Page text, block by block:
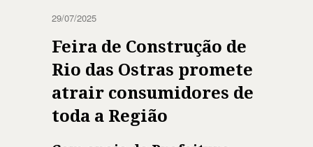
29/07/2025
Feira de Construção de
Rio das Ostras promete
atrair consumidores de
toda a Região